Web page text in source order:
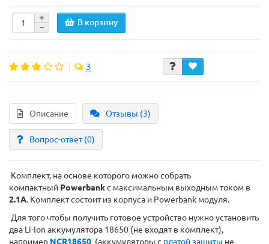
В корзину
3
Описание Отзывы (3)
Вопрос-ответ(0)
Комплект, на основе которого можно собрать
компактный Powerbankc максимальным выходным током в
2.1А. Комплект состоит из корпуса и Powerbank модуля.
Для того чтобы получить готовое устройство нужно установить
два Li-Ion аккумулятора 18650 (не входят в комплект),
например NCR18650 (аккумуляторы с платой защиты не